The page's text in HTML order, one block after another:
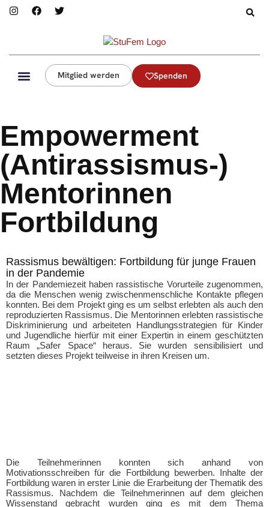
Mitglied werden Spenden
Empowerment
(Antirassismus-)
Mentorinnen
Fortbildung
Rassismus bewältigen: Fortbildung für junge Frauen
in der Pandemie
In der Pandemiezeit haben rassistische Vorurteile zugenommen,
da die Menschen wenig zwischenmenschliche Kontakte pflegen
konnten. Bei dem Projekt ging es um selbst erlebten als auch den
reproduzierten Rassismus. Die Mentorinnen erlebten rassistische
Diskriminierung und arbeiteten Handlungsstrategien für Kinder
und Jugendliche hierfür mit einer Expertin in einem geschützten
Raum „Safer Space“ heraus. Sie wurden sensibilisiert und
setzten dieses Projekt teilweise in ihren Kreisen um.
Die Teilnehmerinnen konnten sich anhand von
Motivationsschreiben für die Fortbildung bewerben. Inhalte der
Fortbildung waren in erster Linie die Erarbeitung der Thematik des
Rassismus. Nachdem die Teilnehmerinnen auf dem gleichen
Wissenstand gebracht wurden ging es mit dem Thema